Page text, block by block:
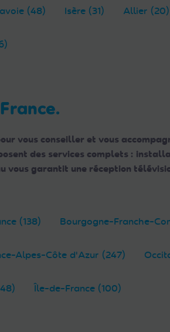
(48) Isère (31) Allier (20)
vous conseiller et vous
des services complets :
vous garantit une réception
(138) Bourgogne-Franche-
Alpes-Côte d'Azur (247)
Île-de-France (100)